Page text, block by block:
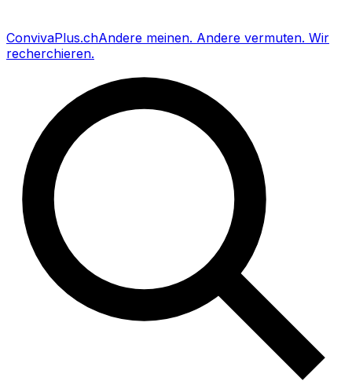
ConvivaPlus.chAndere meinen. Andere vermuten. Wir
recherchieren.